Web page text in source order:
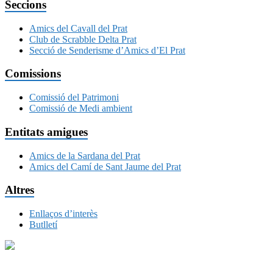
Seccions
Amics del Cavall del Prat
Club de Scrabble Delta Prat
Secció de Senderisme d’Amics d’El Prat
Comissions
Comissió del Patrimoni
Comissió de Medi ambient
Entitats amigues
Amics de la Sardana del Prat
Amics del Camí de Sant Jaume del Prat
Altres
Enllaços d’interès
Butlletí